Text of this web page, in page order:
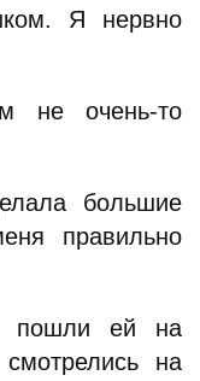
Я нервно
очень-то
большие
правильно
пошли ей на
на